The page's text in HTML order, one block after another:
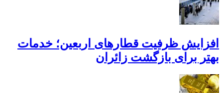
افزایش ظرفیت قطارهای اربعین؛ خدمات
بهتر برای بازگشت زائران